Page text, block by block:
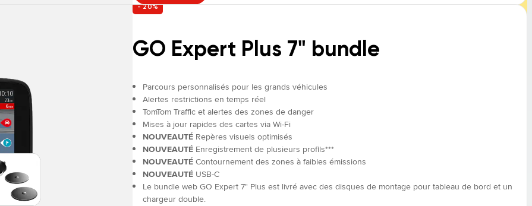
- 20%
GO Expert Plus 7" bundle
Parcours personnalisés pour les grands véhicules
Alertes restrictions en temps réel
TomTom Traffic et alertes des zones de danger
Mises à jour rapides des cartes via Wi-Fi
NOUVEAUTÉ Repères visuels optimisés
NOUVEAUTÉ Enregistrement de plusieurs profils***
NOUVEAUTÉ Contournement des zones à faibles émissions
NOUVEAUTÉ USB-C
Le bundle web GO Expert 7" Plus est livré avec des disques de montage pour tableau de bord et un
chargeur double.